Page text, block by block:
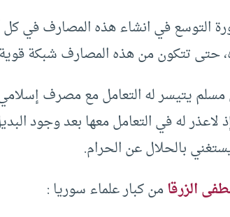
التوسع في انشاء هذه المصارف في كل
حتى تتكون من هذه المصارف شبكة
مسلم يتيسر له التعامل مع مصرف
لاعذر له في التعامل معها بعد وجود
بالحلال عن الحرام.
الزرقامن كبار علماء سوريا :